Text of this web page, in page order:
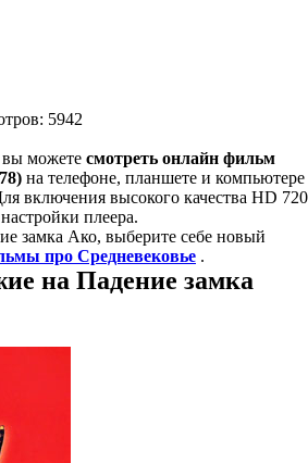
5942
вы можете смотреть онлайн фильм
на телефоне, планшете и компьютере
включения высокого качества HD 720
плеера.
замка Ако, выберите себе новый
про Средневековье .
на Падение замка